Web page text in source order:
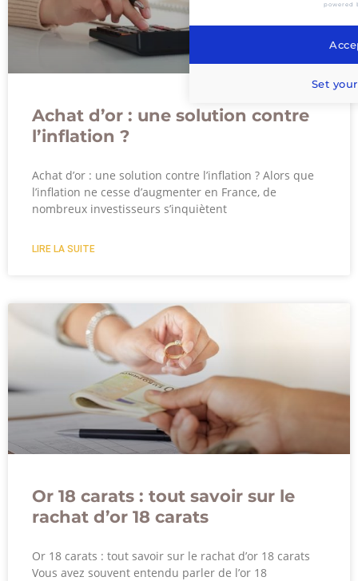
Achat d’or : une solution contre
l’inflation ?
Achat d’or : une solution contre l’inflation ? Alors que
l’inflation ne cesse d’augmenter en France, de
nombreux investisseurs s’inquiètent
LIRE LA SUITE
Or 18 carats : tout savoir sur le
rachat d’or 18 carats
Or 18 carats : tout savoir sur le rachat d’or 18 carats
Vous avez souvent entendu parler de l’or 18
powered
Set